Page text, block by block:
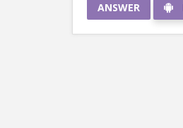
ANSWER